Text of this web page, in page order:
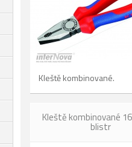
Kleště kombinované.
Kleště kombinované
blistr